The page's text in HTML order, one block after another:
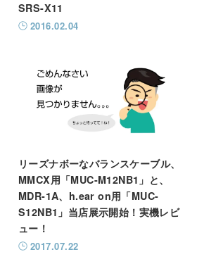
SRS-X11
2016.02.04
リーズナボーなバランスケーブル、
MMCX用「MUC-M12NB1」と、
MDR-1A、h.ear on用「MUC-
S12NB1」当店展示開始！実機レビ
ュー！
2017.07.22